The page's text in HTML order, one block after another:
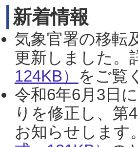
新着情報
気象官署の移転
更新しました。
124KB） をご覧
令和6年6月3日
りを修正し、第
お知らせします